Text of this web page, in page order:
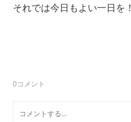
それでは今日もよい一日を！
0コメント